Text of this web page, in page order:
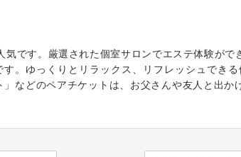
です。厳選された個室サロンでエステ体験がで
。ゆっくりとリラックス、リフレッシュでき
などのペアチケットは、お父さんや友人と出か